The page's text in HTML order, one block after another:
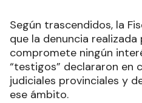
Según trascendidos, la
que la denuncia
compromete ningún
“testigos” declararon en
judiciales provinciales y
ese ámbito.